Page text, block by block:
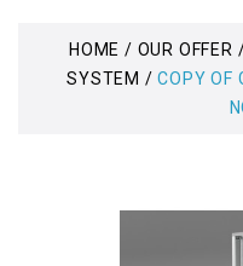
HOME OUR OFFER
SYSTEM
COPY OF